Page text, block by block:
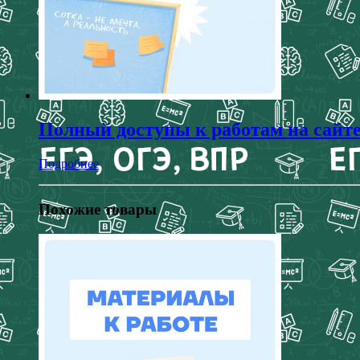
Полный доступы к работам на
Подробнее
Похожие товары